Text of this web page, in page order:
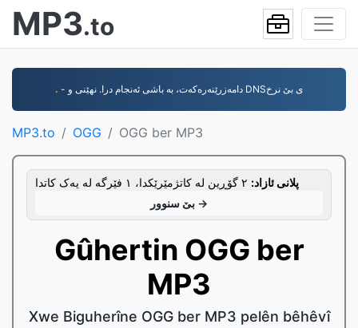
MP3.to
. - دامەزرێنەرەکەت، بە باشی ئەنجام درا. نهێنی و DNSی بێ نرخ
MP3.to OGG OGG ber MP3
پلانی ئازاد:
بێ سنوور →
Gûhertin OGG ber
MP3
Xwe Biguherîne OGG ber MP3 pelên bêhêvî